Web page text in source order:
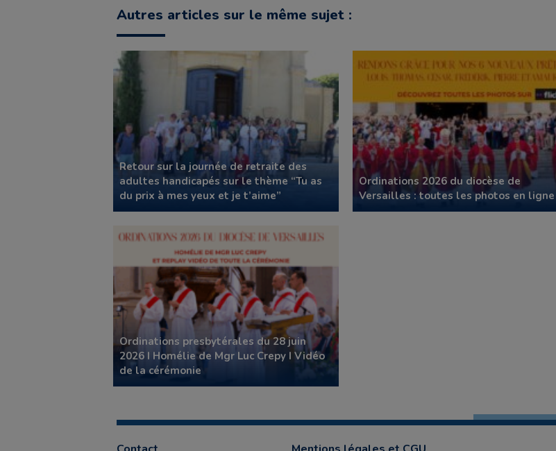
Autres articles sur le même sujet :
Retour sur la journée de retraite des
adultes handicapés sur le thème “Tu as
du prix à mes yeux et je t’aime”
Ordinations 2026 du diocèse de
Versailles : toutes les photos en ligne
Ordinations presbytérales du 28 juin
2026 I Homélie de Mgr Luc Crepy I Vidéo
de la cérémonie